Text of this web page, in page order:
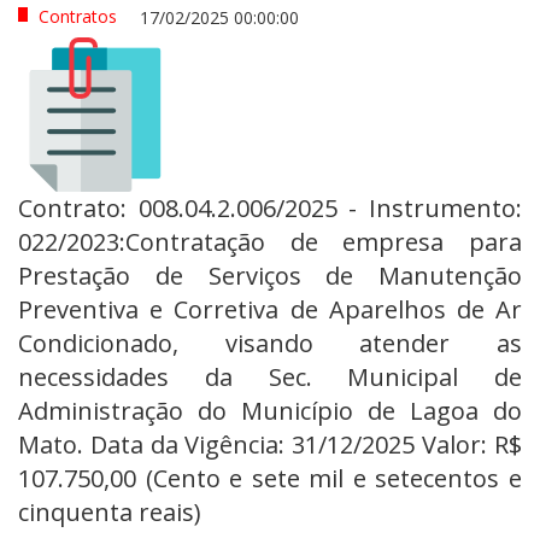
Contratos 17/02/2025 00:00:00
Contrato: 008.04.2.006/2025 - Instrumento:
022/2023:Contratação de empresa para
Prestação de Serviços de Manutenção
Preventiva e Corretiva de Aparelhos de Ar
Condicionado, visando atender as
necessidades da Sec. Municipal de
Administração do Município de Lagoa do
Mato. Data da Vigência: 31/12/2025 Valor: R$
107.750,00 (Cento e sete mil e setecentos e
cinquenta reais)